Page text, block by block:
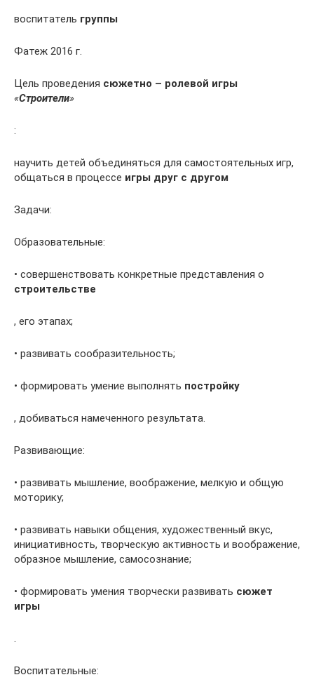
воспитатель группы
Фатеж 2016 г.
Цель проведения сюжетно – ролевой игры
«Строители»
:
научить детей объединяться для самостоятельных игр,
общаться в процессе игры друг с другом
Задачи:
Образовательные:
• совершенствовать конкретные представления о
строительстве
, его этапах;
• развивать сообразительность;
• формировать умение выполнять постройку
, добиваться намеченного результата.
Развивающие:
• развивать мышление, воображение, мелкую и общую
моторику;
• развивать навыки общения, художественный вкус,
инициативность, творческую активность и воображение,
образное мышление, самосознание;
• формировать умения творчески развивать сюжет
игры
.
Воспитательные: